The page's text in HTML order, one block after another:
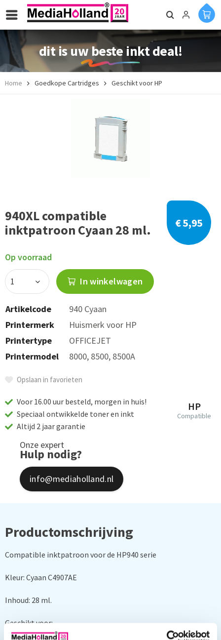
dit is uw beste inkt deal!
Home Goedkope Cartridges Geschikt voor HP
940XL compatible
inktpatroon Cyaan 28 ml.
€ 5,95
Op voorraad
In winkelwagen
Artikelcode
940 Cyaan
Printermerk
Huismerk voor HP
Printertype
OFFICEJET
Printermodel
8000, 8500, 8500A
Opslaan in favorieten
HP
Compatible
Voor 16.00 uur besteld, morgen in huis!
Speciaal ontwikkelde toner en inkt
Altijd 2 jaar garantie
Onze expert
Hulp nodig?
info@mediaholland.nl
Productomschrijving
Compatible inktpatroon voor de HP940 serie
Kleur: Cyaan C4907AE
Inhoud: 28 ml.
Geschikt voor: